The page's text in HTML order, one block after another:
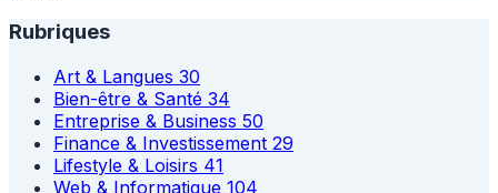
Rubriques
Art & Langues 30
Bien-être & Santé 34
Entreprise & Business 50
Finance & Investissement 29
Lifestyle & Loisirs 41
Web & Informatique 104